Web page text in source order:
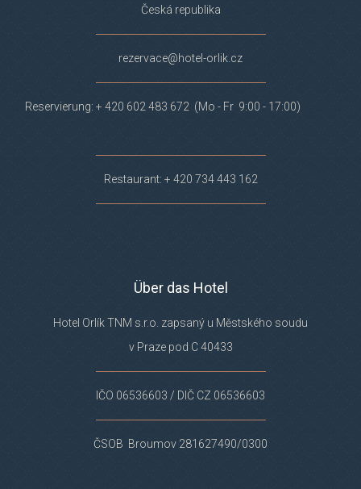
Česká republika
rezervace@hotel-orlik.cz
Reservierung: + 420 602 483 672 (Mo - Fr 9:00 - 17:00)
Restaurant: + 420 734 443 162
Über das Hotel
Hotel Orlík TNM s.r.o. zapsaný u Městského soudu
v Praze pod C 40433
IČO 06536603 / DIČ CZ 06536603
ČSOB Broumov 281627490/0300